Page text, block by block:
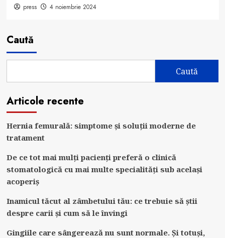
press 4 noiembrie 2024
Caută
Caută
Articole recente
Hernia femurală: simptome și soluții moderne de
tratament
De ce tot mai mulți pacienți preferă o clinică
stomatologică cu mai multe specialități sub același
acoperiș
Inamicul tăcut al zâmbetului tău: ce trebuie să știi
despre carii și cum să le învingi
Gingiile care sângerează nu sunt normale. Și totuși,